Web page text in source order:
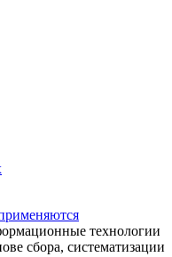
технологии
сбора, систематизации